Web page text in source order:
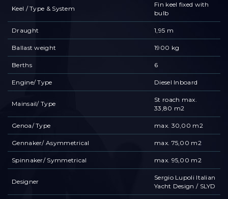
Keel / Type & System
Fin keel fixed with
bulb
Draught 1,95 m
Ballast weight 1900 kg
Berths 6
Engine/ Type Diesel Inboard
Mainsail/ Type
St roach max.
33,80 m2
Genoa/ Type max. 30,00 m2
Gennaker/ Asymmetrical max. 75,00 m2
Spinnaker/ Symmetrical max. 95,00 m2
Designer
Sergio Lupoli Italian
Yacht Design / SLYD